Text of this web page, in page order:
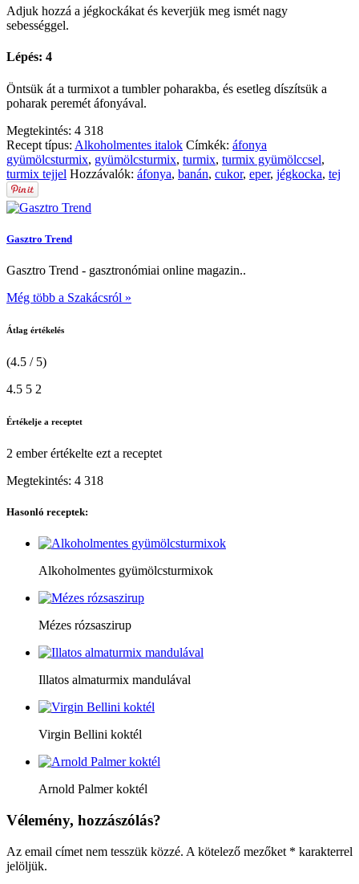
Adjuk hozzá a jégkockákat és keverjük meg ismét nagy
sebességgel.
Lépés: 4
Öntsük át a turmixot a tumbler poharakba, és esetleg díszítsük a
poharak peremét áfonyával.
Megtekintés: 4 318
Recept típus: Alkoholmentes italok Címkék: áfonya
gyümölcsturmix, gyümölcsturmix, turmix, turmix gyümölccsel,
turmix tejjel Hozzávalók: áfonya, banán, cukor, eper, jégkocka, tej
Gasztro Trend
Gasztro Trend - gasztronómiai online magazin..
Még több a Szakácsról »
Átlag értékelés
(4.5 / 5)
4.5 5 2
Értékelje a receptet
2 emberértékelte ezt a receptet
Megtekintés: 4 318
Hasonló receptek:
Alkoholmentes gyümölcsturmixok
Mézes rózsaszirup
Illatos almaturmix mandulával
Virgin Bellini koktél
Arnold Palmer koktél
Vélemény, hozzászólás?
Az email címet nem tesszük közzé. A kötelező mezőket * karakterrel
jelöljük.